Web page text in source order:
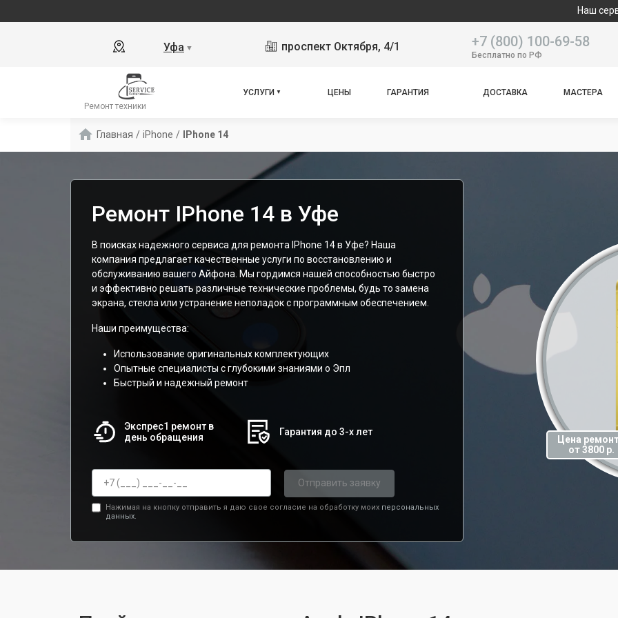
Наш сервисный
Уфа ▼ проспект Октября, 4/1 +7 (800) 100-69-58
Бесплатно по РФ
Ремонт техники
УСЛУГИ ЦЕНЫ ГАРАНТИЯ ДОСТАВКА МАСТЕРА
Главная / iPhone / IPhone 14
Ремонт IPhone 14 в Уфе
В поисках надежного сервиса для ремонта IPhone 14 в Уфе? Наша
компания предлагает качественные услуги по восстановлению и
обслуживанию вашего Айфона. Мы гордимся нашей способностью быстро
и эффективно решать различные технические проблемы, будь то замена
экрана, стекла или устранение неполадок с программным обеспечением.
Наши преимущества:
Использование оригинальных комплектующих
Опытные специалисты с глубокими знаниями о Эпл
Быстрый и надежный ремонт
Экспрес1 ремонт в
день обращения
Гарантия до 3-х лет
Отправить заявку
Нажимая на кнопку отправить я даю свое согласие на обработку моих персональных
данных.
Цена
от 3800 р.